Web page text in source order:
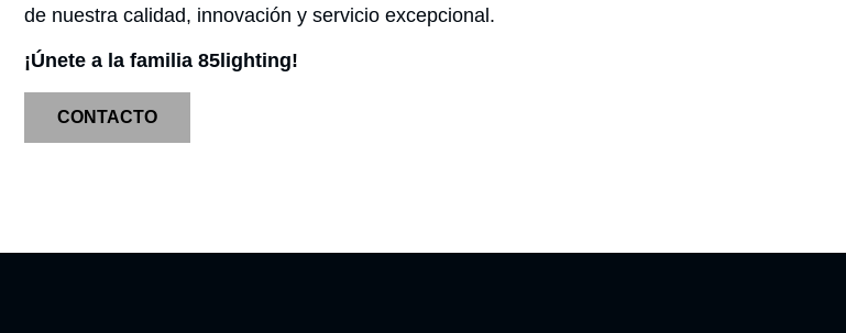
de nuestra calidad, innovación y servicio excepcional.
¡Únete a la familia 85lighting!
CONTACTO